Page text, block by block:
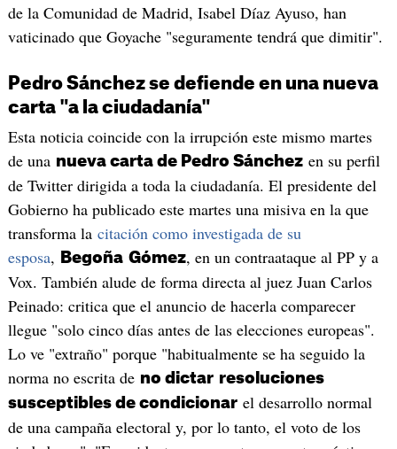
de la Comunidad de Madrid, Isabel Díaz Ayuso, han
vaticinado que Goyache "seguramente tendrá que dimitir".
Pedro Sánchez se defiende en una nueva
carta "a la ciudadanía"
Esta noticia coincide con la irrupción este mismo martes
de una nueva carta de Pedro Sánchezen su perfil
de Twitter dirigida a toda la ciudadanía. El presidente del
Gobierno ha publicado este martes una misiva en la que
transforma la citación como investigada de su
esposa, Begoña Gómez, en un contraataque al PP y a
Vox. También alude de forma directa al juez Juan Carlos
Peinado: critica que el anuncio de hacerla comparecer
llegue "solo cinco días antes de las elecciones europeas".
Lo ve "extraño" porque "habitualmente se ha seguido la
norma no escrita de no dictar resoluciones
susceptibles de condicionarel desarrollo normal
de una campaña electoral y, por lo tanto, el voto de los